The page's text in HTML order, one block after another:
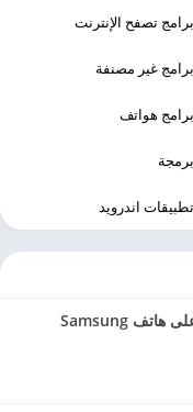
برامج تصفح الإنترنت
برامج غير مصنفة
برامج هواتف
برمجة
تطبيقات اندرويد
حل مشكلة Sleep of Death على هاتف Samsung